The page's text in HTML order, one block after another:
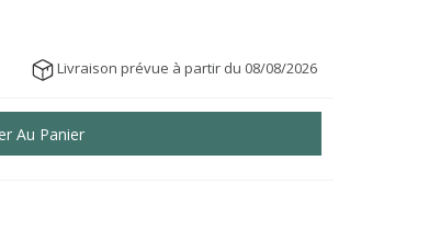
Livraison prévue à partir du 08/08/2026
Au Panier